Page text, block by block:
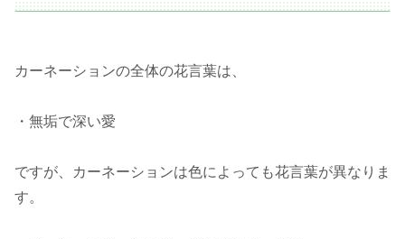
カーネーションの全体の花言葉は、
・無垢で深い愛
ですが、カーネーションは色によっても花言葉が異なりま
す。